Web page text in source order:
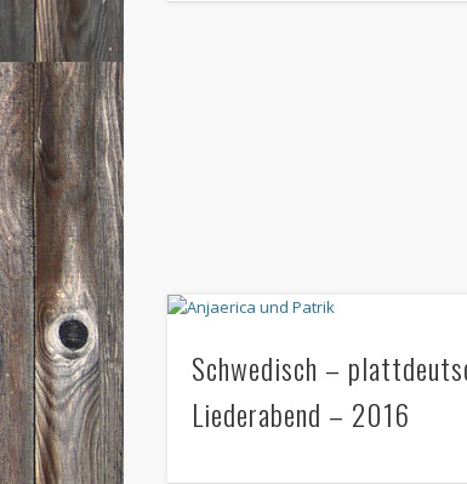
Schwedisch –
Liederabend – 2016